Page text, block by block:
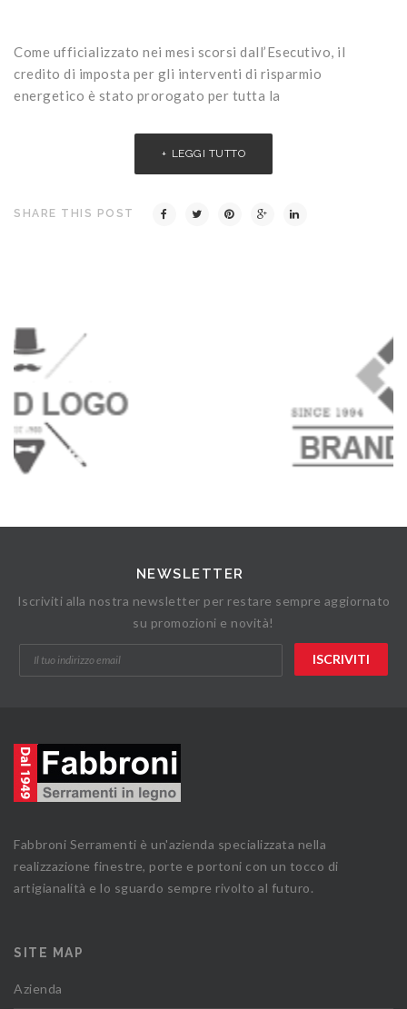
Come ufficializzato nei mesi scorsi dall’Esecutivo, il
credito di imposta per gli interventi di risparmio
energetico è stato prorogato per tutta la
LEGGI TUTTO
SHARE THIS POST
NEWSLETTER
Iscriviti alla nostra newsletter per restare sempre aggiornato
su promozioni e novità!
Fabbroni Serramenti è un'azienda specializzata nella
realizzazione finestre, porte e portoni con un tocco di
artigianalità e lo sguardo sempre rivolto al futuro.
SITE MAP
Azienda